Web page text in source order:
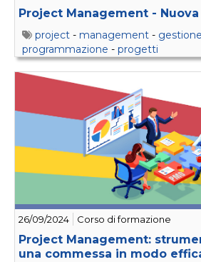
Project Management -
project - management - gestione
programmazione - progetti
26/09/2024 Corso di formazione
Project Management:
una commessa in modo